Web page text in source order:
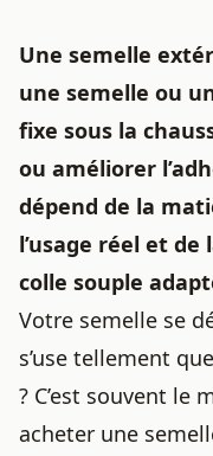
Une semelle
une semelle ou
fixe sous la
ou améliorer
dépend de la
l’usage réel et
colle souple
Votre semelle se
s’use tellement
? C’est souvent le
acheter une